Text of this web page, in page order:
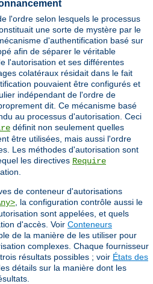
l'ordre selon lesquels le processus
une sorte de mystère par le
d'authentification basé sur
afin de séparer le véritable
l'autorisation et ses différentes
colatéraux résidait dans le fait
pouvaient être configurés et
indépendant de l'ordre de
dit. Ce mécanisme basé
au processus d'autorisation. Ceci
définit non seulement quelles
être utilisées, mais aussi l'ordre
Les méthodes d'autorisation sont
les directives Require
de conteneur d'autorisations
, la configuration contrôle aussi le
sont appelées, et quels
d'accès. Voir Conteneurs
de la manière de les utiliser pour
complexes. Chaque fournisseur
résultats possibles ; voir États des
détails sur la manière dont les